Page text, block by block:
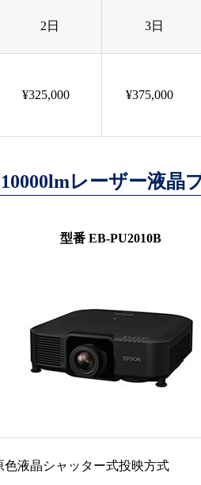
2日 3日
¥325,000 ¥375,000
10000lmレーザー液晶
型番 EB-PU2010B
色液晶シャッター式投映方式